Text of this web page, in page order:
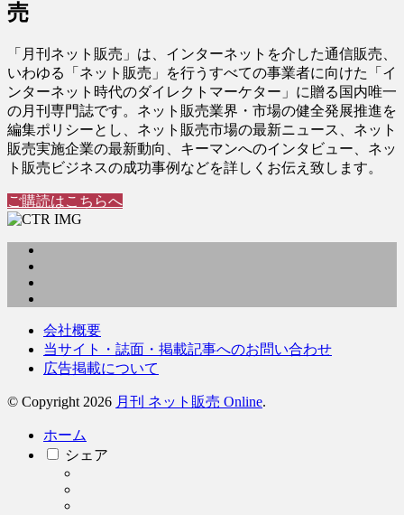
売
「月刊ネット販売」は、インターネットを介した通信販売、
いわゆる「ネット販売」を行うすべての事業者に向けた「イ
ンターネット時代のダイレクトマーケター」に贈る国内唯一
の月刊専門誌です。ネット販売業界・市場の健全発展推進を
編集ポリシーとし、ネット販売市場の最新ニュース、ネット
販売実施企業の最新動向、キーマンへのインタビュー、ネッ
ト販売ビジネスの成功事例などを詳しくお伝え致します。
ご購読はこちらへ
会社概要
当サイト・誌面・掲載記事へのお問い合わせ
広告掲載について
© Copyright 2026 月刊 ネット販売 Online.
ホーム
シェア